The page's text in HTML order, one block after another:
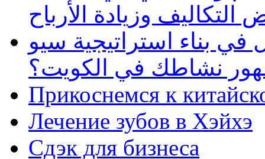
وزيادة الأرباح
بناء استراتيجية سيو
نشاطك في الكويت؟
Прикоснемся к
Лечение зубов в Хэйхэ
Сдэк для бизнеса